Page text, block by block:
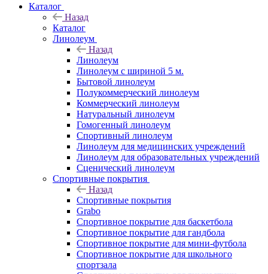
Каталог
Назад
Каталог
Линолеум
Назад
Линолеум
Линолеум с шириной 5 м.
Бытовой линолеум
Полукоммерческий линолеум
Коммерческий линолеум
Натуральный линолеум
Гомогенный линолеум
Спортивный линолеум
Линолеум для медицинских учреждений
Линолеум для образовательных учреждений
Сценический линолеум
Спортивные покрытия
Назад
Спортивные покрытия
Grabo
Спортивное покрытие для баскетбола
Спортивное покрытие для гандбола
Спортивное покрытие для мини-футбола
Спортивное покрытие для школьного
спортзала